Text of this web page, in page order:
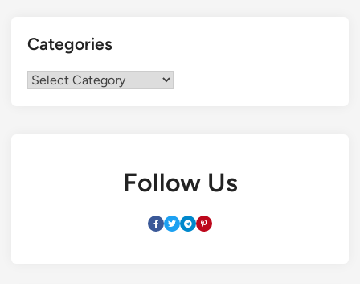
Categories
Categories
Follow Us